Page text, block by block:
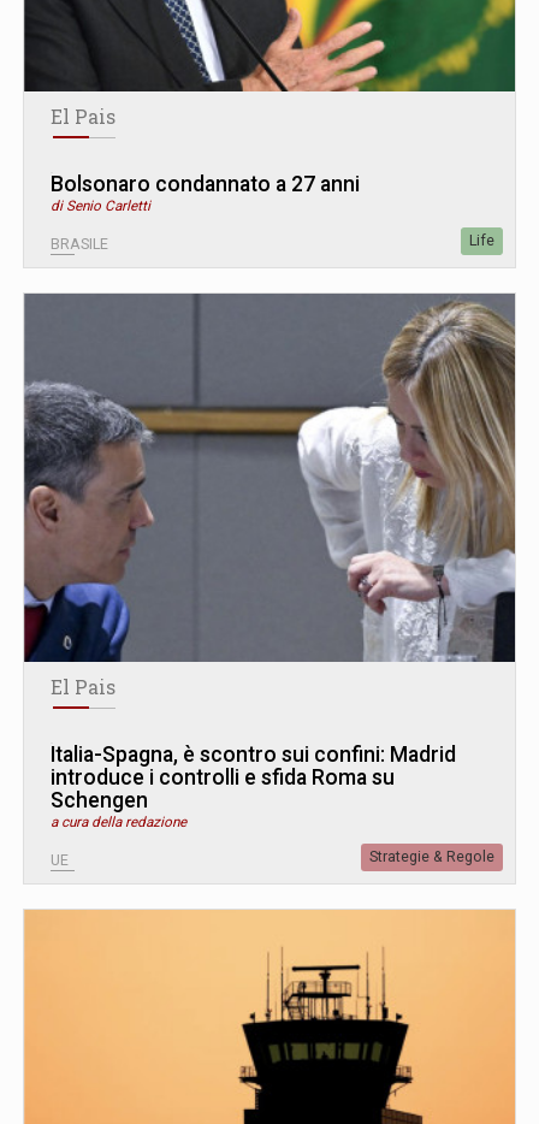
El Pais
Bolsonaro condannato a 27 anni
di Senio Carletti
BRASILE Life
El Pais
Italia-Spagna, è scontro sui confini: Madrid
introduce i controlli e sfida Roma su
Schengen
a cura della redazione
UE Strategie & Regole